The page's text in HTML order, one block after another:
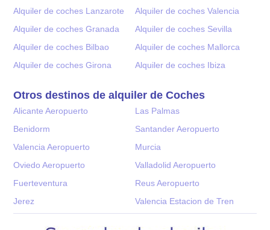
Alquiler de coches Lanzarote
Alquiler de coches Valencia
Alquiler de coches Granada
Alquiler de coches Sevilla
Alquiler de coches Bilbao
Alquiler de coches Mallorca
Alquiler de coches Girona
Alquiler de coches Ibiza
Otros destinos de alquiler de Coches
Alicante Aeropuerto
Las Palmas
Benidorm
Santander Aeropuerto
Valencia Aeropuerto
Murcia
Oviedo Aeropuerto
Valladolid Aeropuerto
Fuerteventura
Reus Aeropuerto
Jerez
Valencia Estacion de Tren